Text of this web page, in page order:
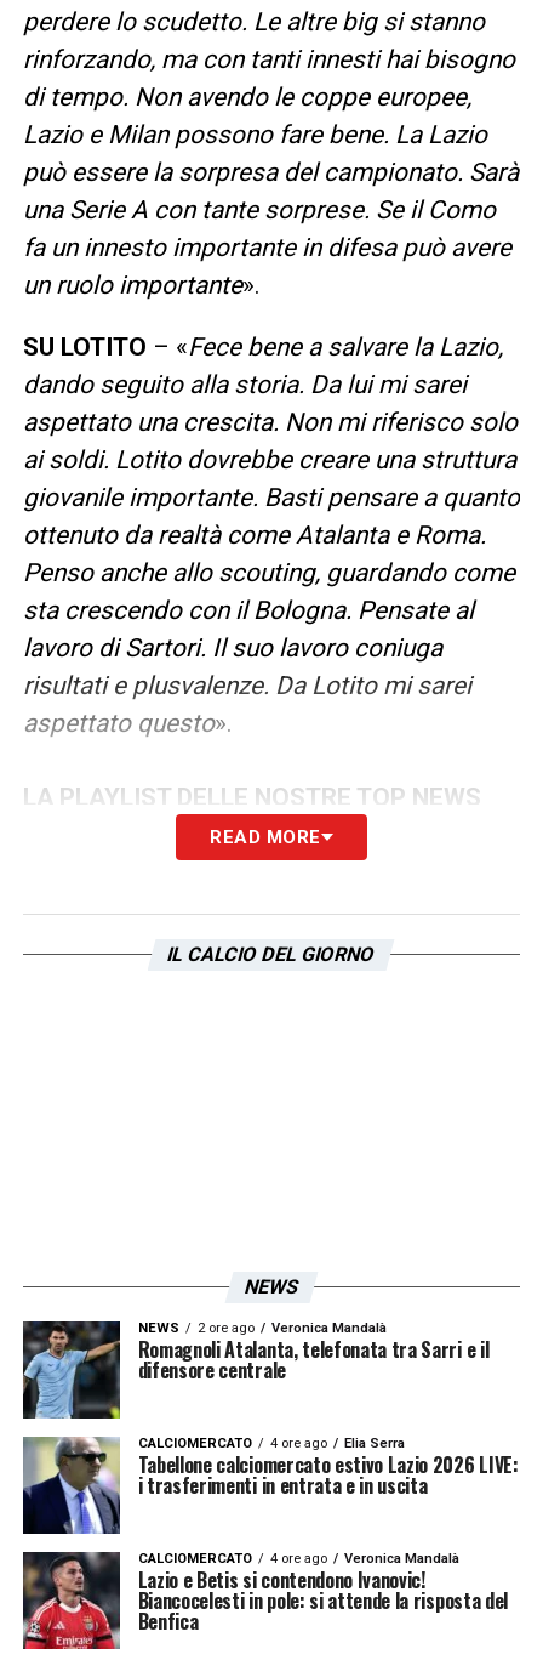
perdere lo scudetto. Le altre big si stanno
rinforzando, ma con tanti innesti hai bisogno
di tempo. Non avendo le coppe europee,
Lazio e Milan possono fare bene. La Lazio
può essere la sorpresa del campionato. Sarà
una Serie A con tante sorprese. Se il Como
fa un innesto importante in difesa può avere
un ruolo importante».
SU LOTITO – «Fece bene a salvare la Lazio,
dando seguito alla storia. Da lui mi sarei
aspettato una crescita. Non mi riferisco solo
ai soldi. Lotito dovrebbe creare una struttura
giovanile importante. Basti pensare a quanto
ottenuto da realtà come Atalanta e Roma.
Penso anche allo scouting, guardando come
sta crescendo con il Bologna. Pensate al
lavoro di Sartori. Il suo lavoro coniuga
risultati e plusvalenze. Da Lotito mi sarei
aspettato questo».
LA PLAYLIST DELLE NOSTRE TOP NEWS
READ MORE
IL CALCIO DEL GIORNO
NEWS
NEWS 2 ore ago Veronica Mandalà
Romagnoli Atalanta, telefonata tra Sarri e il
difensore centrale
CALCIOMERCATO 4 ore ago Elia Serra
Tabellone calciomercato estivo Lazio 2026 LIVE:
i trasferimenti in entrata e in uscita
CALCIOMERCATO 4 ore ago Veronica Mandalà
Lazio e Betis si contendono Ivanovic!
Biancocelesti in pole: si attende la risposta del
Benfica